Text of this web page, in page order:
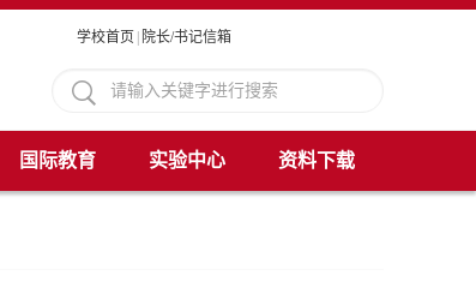
学校首页 院长/书记信箱
国际教育 实验中心 资料下载